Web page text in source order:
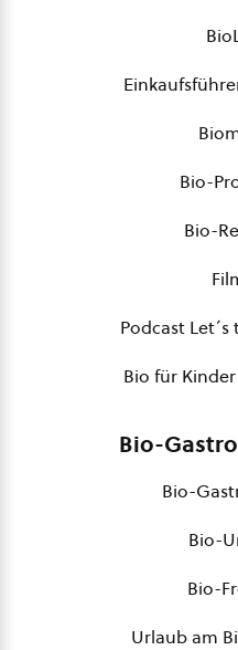
Bio-
Bio-
Podcast
Bio für
Bio-
Bio-
Bio-
Bio-
Urlaub am